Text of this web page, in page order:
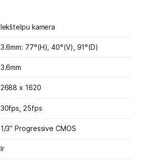
Elektrostacijas
Zāles pļāvēji
Iekštelpu kamera
3.6mm: 77°(H), 40°(V), 91°(D)
3.6mm
2688 x 1620
30fps, 25fps
1/3” Progressive CMOS
Ir